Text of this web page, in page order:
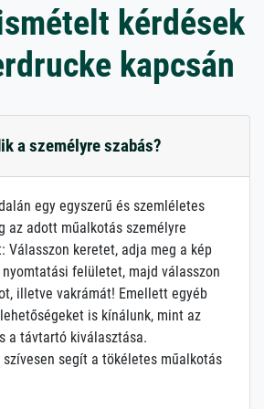
kérdések
kapcsán
a személyre szabás?
egy egyszerű és szemléletes
az adott műalkotás személyre
Válasszon keretet, adja meg a kép
felületet, majd válasszon
illetve vakrámát! Emellett egyéb
is kínálunk, mint az
a távtartó kiválasztása.
segít a tökéletes műalkotás